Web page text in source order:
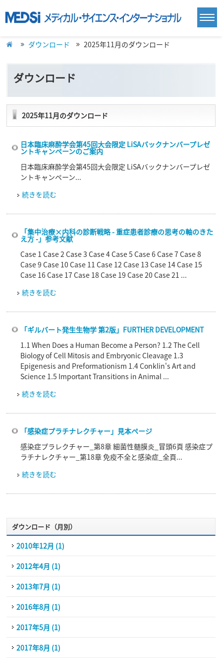
ダウンロード
ダウンロード 2025年11月のダウンロード
2025年11月のダウンロード
⽇本臨床⿇酔学会第45回大会限定 LiSAバックナンバープレゼ
ントキャンペーンのご案内
日本臨床麻酔学会第45回大会限定 LiSAバックナンバープレゼ
ントキャンペーン...
続きを読む
「集中治療×内科の診断戦略 - 重症患者診療の思考の軸のきた
え方 -」参考文献
Case 1 Case 2 Case 3 Case 4 Case 5 Case 6 Case 7 Case 8
Case 9 Case 10 Case 11 Case 12 Case 13 Case 14 Case 15
Case 16 Case 17 Case 18 Case 19 Case 20 Case 21 ...
続きを読む
「ギルバート発生生物学 第2版」FURTHER DEVELOPMENT
1.1 When Does a Human Become a Person? 1.2 The Cell
Biology of Cell Mitosis and Embryonic Cleavage 1.3
Epigenesis and Preformationism 1.4 Conklin's Art and
Science 1.5 Important Transitions in Animal ...
続きを読む
「感染症プラチナレクチャー」見本ページ
感染症プラレクチャー_第8章 細菌性髄膜炎_冒頭6頁 感染症プ
ラチナレクチャー_第18章 免疫不全と感染症_全頁...
続きを読む
ダウンロード（月別）
2010年12月 (1)
2012年4月 (1)
2013年7月 (1)
2016年8月 (1)
2017年5月 (1)
2017年8月 (1)